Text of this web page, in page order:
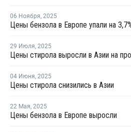
06 Ноября, 2025
29 Июля, 2025
Цены стирола выросли в Азии на
04 Июня, 2025
Цены стирола снизились в Азии
22 Мая, 2025
Цены бензола в Европе выросли